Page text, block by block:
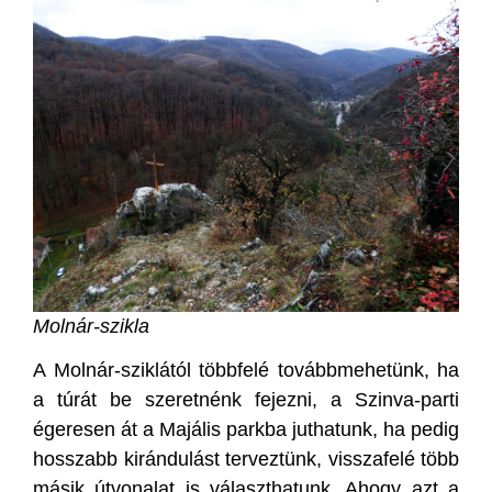
Molnár-szikla
A Molnár-sziklától többfelé továbbmehetünk, ha
a túrát be szeretnénk fejezni, a Szinva-parti
égeresen át a Majális parkba juthatunk, ha pedig
hosszabb kirándulást terveztünk, visszafelé több